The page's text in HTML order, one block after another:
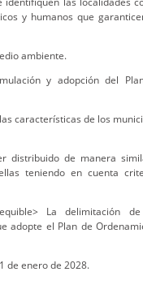
y humanos que
ambiente.
y adopción del
características de los
distribuido de manera
teniendo en cuenta
La delimitación
adopte el Plan de
de enero de 2028.